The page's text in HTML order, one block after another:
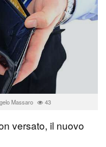
Massaro 43
versato, il nuovo